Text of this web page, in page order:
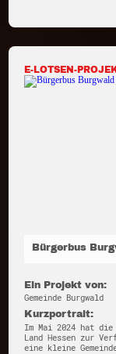
E-LOTSEN-
Bürgerbus
Ein Projekt von:
Gemeinde Burgwald
Kurzportrait:
Im Mai 2024 hat die
Land Hessen zur
eine kleine